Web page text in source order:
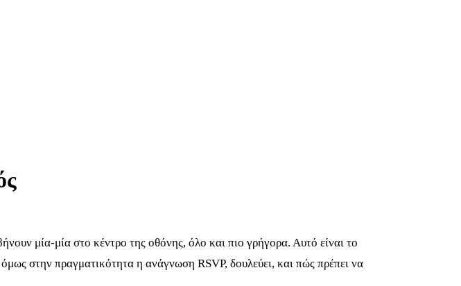
μία-μία στο κέντρο της οθόνης, όλο και πιο γρήγορα. Αυτό είναι το
στην πραγματικότητα η ανάγνωση RSVP, δουλεύει, και πώς πρέπει να